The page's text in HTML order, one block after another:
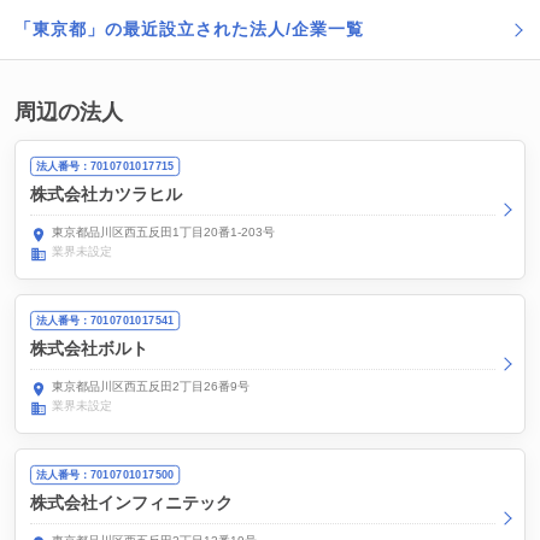
「東京都」の最近設立された法人/企業一覧
周辺の法人
法人番号：7010701017715
株式会社カツラヒル
東京都品川区西五反田1丁目20番1-203号
業界未設定
法人番号：7010701017541
株式会社ボルト
東京都品川区西五反田2丁目26番9号
業界未設定
法人番号：7010701017500
株式会社インフィニテック